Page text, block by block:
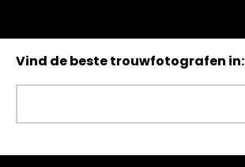
Vind de beste trouwfotografen in: